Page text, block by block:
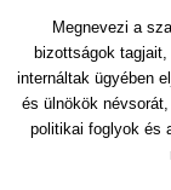
Megnevezi a
bizottságok
internáltak ügyében
és ülnökök
politikai foglyok és